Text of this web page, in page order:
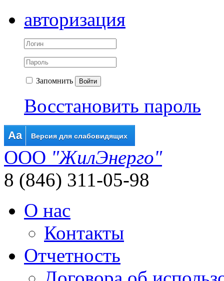
авторизация
Запомнить Войти
Восстановить пароль
Aa Версия для слабовидящих
ООО "ЖилЭнерго"
8 (846) 311-05-98
О нас
Контакты
Отчетность